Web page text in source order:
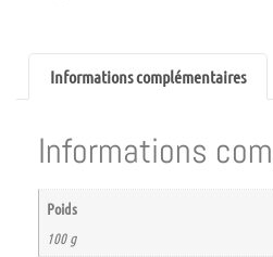
Informations complémentaires
Informations
Poids
100 g